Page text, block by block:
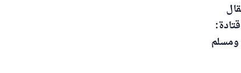
قوله توبيخا وتصغيرا ونقمة وحسرة وندما. رواه البخاري (3976)، ومسلم